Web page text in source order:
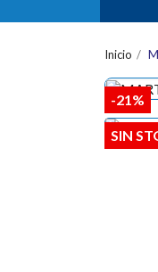
Inicio
-21%
SIN